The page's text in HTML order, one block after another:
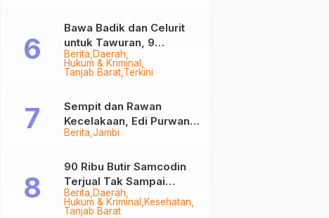
Berita Daerah
Hukum & Kriminal
Tanjab Barat Terkini
Bawa Badik dan Celurit
untuk Tawuran, 9
Anggota Geng Motor di
Tanjab Barat Diringkus
Berita Jambi
Sempit dan Rawan
Kecelakaan, Edi Purwanto
Targetkan Jalan Lintas
2028
Berita Daerah
Hukum & Kriminal
Kesehatan
Tanjab Barat
90 Ribu Butir Samcodin
Terjual Tak Sampai
Setahun, Indra Safari
Desak Audit Menyeluruh